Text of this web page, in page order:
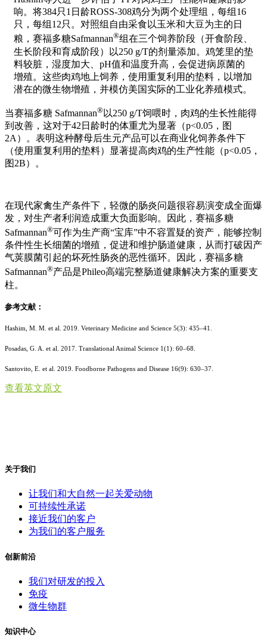
响。将384只1日龄ROSS-308鸡分为两个处理组，每组16
只，每组12只。对照组自由采食以玉米和大豆为主的日
粮，赛福多糖Safmannan®组在三个饲养阶段（开食阶段、
生长阶段和育成阶段）以250 g/T的剂量添加。鸡笼里的垫
料较脏，湿度加大、pH值和温度升高，会促进病原菌的
增殖。这些肉鸡地上饲养，使用重复利用的垫料，以增加
潜在的微生物增殖，并模仿美国实际的工业化养殖模式。
当赛福多糖 Safmannan® 以250 g/T饲喂时，肉鸡的生长性能得
到改善，这对于42日龄时的体重尤为显著（p<0.05，图
2A）。表明这种酵母后生元产品可以在商业化饲养条件下
（使用重复利用的垫料）显著提高肉鸡的生产性能（p<0.05，
图2B）。
在现代家禽生产条件下，轻微的肠炎问题很容易演变成全面爆
发，对生产者利润造成重大负面影响。因此，赛福多糖
Safmannan®可作为生产商“宝库”中不容置疑的资产，能够控制
条件性生长细菌的增殖，促进和维护肠道健康，从而打破因产
气荚膜菌引起的坏死性肠炎的恶性循环。因此，赛福多糖
Safmannan®产品是Phileo高端完整肠道健康解决方案的重要支
柱。
参考文献：
Hashim, M. M. et al. 2019. Veterinary Medicine and Science 5(3): 435–41.
Posadas, G. A. et al. 2017. Translational Animal Science 1(1): 60–68.
Santovito, E. et al. 2019. Foodborne Pathogens and Disease 16(9): 630–37.
查看英文原文
关于我们
让我们和大自然一起关爱动物
可持续性承诺
接近我们的客户
为我们的客户服务
创新前沿
我们对研发的投入
免疫
微生物群
知识中心